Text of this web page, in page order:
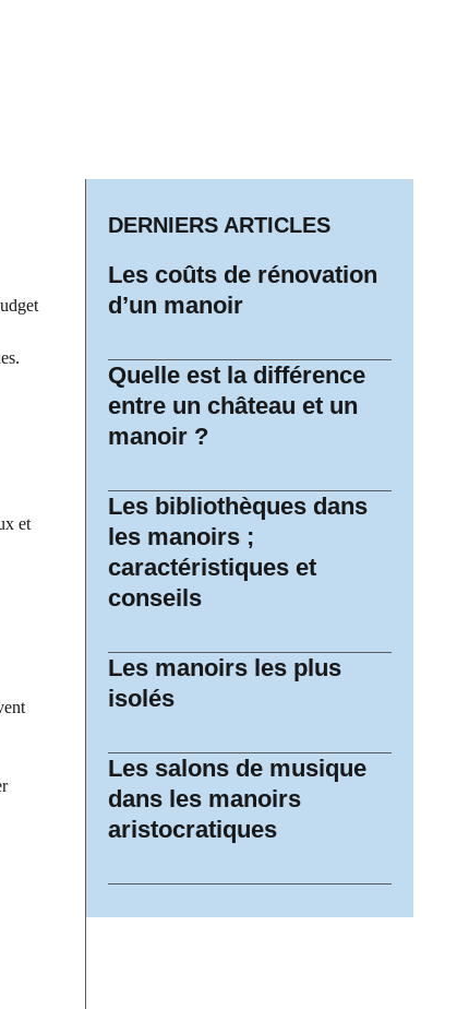
et
DERNIERS ARTICLES
Les coûts de rénovation
d’un manoir
Quelle est la différence
entre un château et un
manoir ?
Les bibliothèques dans
les manoirs ;
caractéristiques et
conseils
Les manoirs les plus
isolés
Les salons de musique
dans les manoirs
aristocratiques